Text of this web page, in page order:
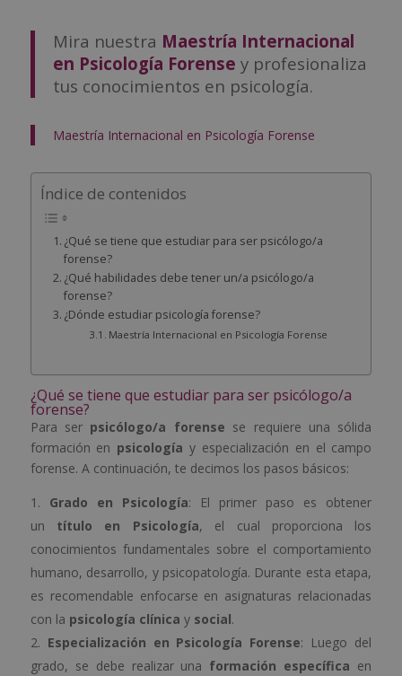
Mira nuestra Maestría Internacional
en Psicología Forense y profesionaliza
tus conocimientos en psicología.
Maestría Internacional en Psicología Forense
Índice de contenidos
¿Qué se tiene que estudiar para ser psicólogo/a
forense?
¿Qué habilidades debe tener un/a psicólogo/a
forense?
¿Dónde estudiar psicología forense?
Maestría Internacional en Psicología Forense
¿Qué se tiene que estudiar para ser psicólogo/a
forense?
Para ser psicólogo/a forense se requiere una sólida
formación en psicología y especialización en el campo
forense. A continuación, te decimos los pasos básicos:
Grado en Psicología: El primer paso es obtener
un título en Psicología, el cual proporciona los
conocimientos fundamentales sobre el comportamiento
humano, desarrollo, y psicopatología. Durante esta etapa,
es recomendable enfocarse en asignaturas relacionadas
con la psicología clínica y social.
Especialización en Psicología Forense: Luego del
grado, se debe realizar una formación específica en